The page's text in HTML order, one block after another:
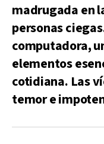
madrugada en
personas
computadora,
elementos
cotidiana. Las
temor e